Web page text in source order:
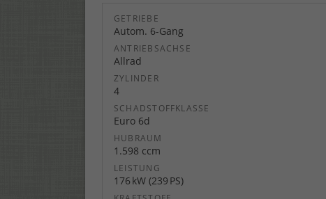
GETRIEBE
Autom. 6-Gang
ANTRIEBSACHSE
Allrad
ZYLINDER
4
SCHADSTOFFKLASSE
Euro 6d
HUBRAUM
1.598 ccm
LEISTUNG
176 kW (239 PS)